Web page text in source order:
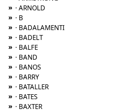
» · ARNOLD
» · B
» · BADALAMENTI
» · BADELT
» · BALFE
» · BAND
» · BANOS
» · BARRY
» · BATALLER
» · BATES
» · BAXTER